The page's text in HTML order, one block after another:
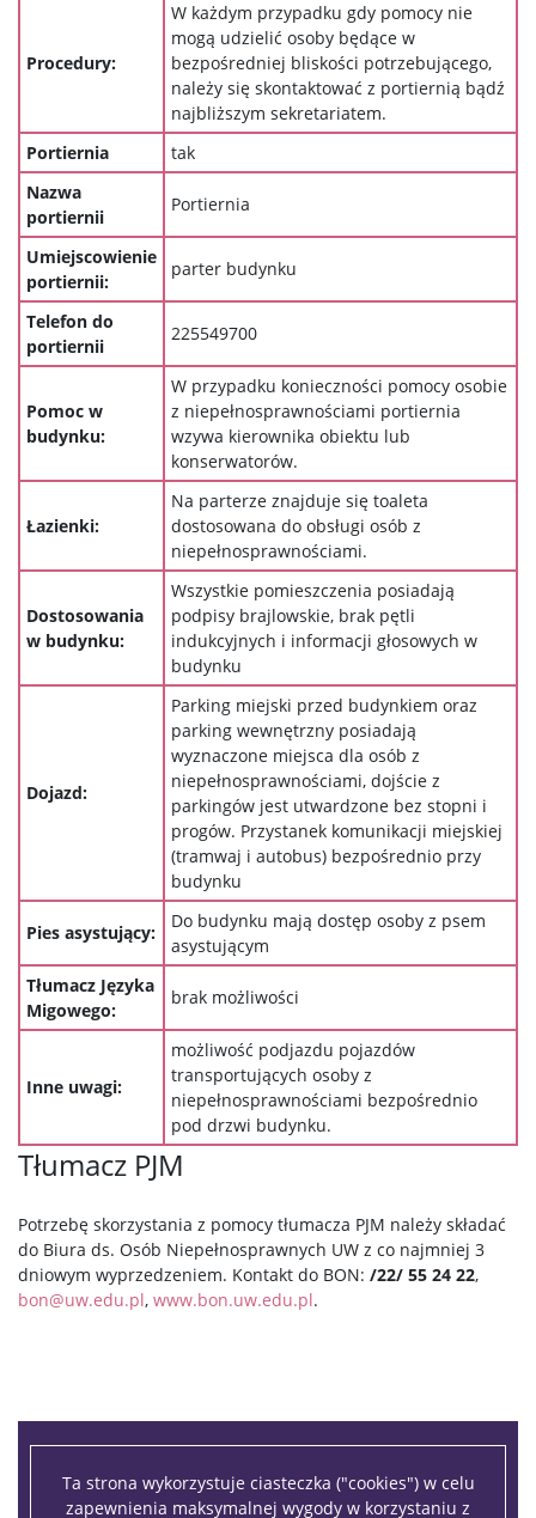
Ta strona wykorzystuje ciasteczka ("cookies") w celu
zapewnienia maksymalnej wygody w korzystaniu z
Procedury:
W każdym przypadku gdy pomocy nie
mogą udzielić osoby będące w
bezpośredniej bliskości potrzebującego,
należy się skontaktować z portiernią bądź
najbliższym sekretariatem.
Portiernia
tak
Nazwa
portiernii
Portiernia
Umiejscowienie
portiernii:
parter budynku
Telefon do
portiernii
225549700
Pomoc w
budynku:
W przypadku konieczności pomocy osobie
z niepełnosprawnościami portiernia
wzywa kierownika obiektu lub
konserwatorów.
Łazienki:
Na parterze znajduje się toaleta
dostosowana do obsługi osób z
niepełnosprawnościami.
Dostosowania
w budynku:
Wszystkie pomieszczenia posiadają
podpisy brajlowskie, brak pętli
indukcyjnych i informacji głosowych w
budynku
Dojazd:
Parking miejski przed budynkiem oraz
parking wewnętrzny posiadają
wyznaczone miejsca dla osób z
niepełnosprawnościami, dojście z
parkingów jest utwardzone bez stopni i
progów. Przystanek komunikacji miejskiej
(tramwaj i autobus) bezpośrednio przy
budynku
Pies asystujący:
Do budynku mają dostęp osoby z psem
asystującym
Tłumacz Języka
Migowego:
brak możliwości
Inne uwagi:
możliwość podjazdu pojazdów
transportujących osoby z
niepełnosprawnościami bezpośrednio
pod drzwi budynku.
Tłumacz PJM
Potrzebę skorzystania z pomocy tłumacza PJM należy składać
do Biura ds. Osób Niepełnosprawnych UW z co najmniej 3
dniowym wyprzedzeniem. Kontakt do BON: /22/ 55 24 22,
bon@uw.edu.pl, www.bon.uw.edu.pl.